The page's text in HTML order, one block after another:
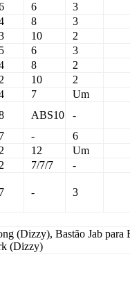
6
3
8
3
10
2
5 6
3
8
2
2 10
2
7
Um
ABS10
-
7 -
6
2 12
Um
2 7/7/7 -
7 - 3
(Dizzy), Bastão Jab
(Dizzy)